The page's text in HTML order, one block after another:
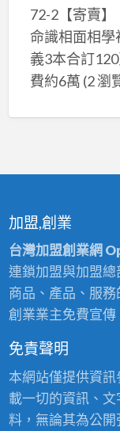
72-2【寄賣】
命識相面相
義3本合訂
費約6萬 (2 瀏
加盟,創業
台灣加盟創業網
連鎖加盟與加盟
商品、產品、服
創業業主免費宣傳
免責聲明
本網站僅提供資
載一切的資訊、
料，無論其為公